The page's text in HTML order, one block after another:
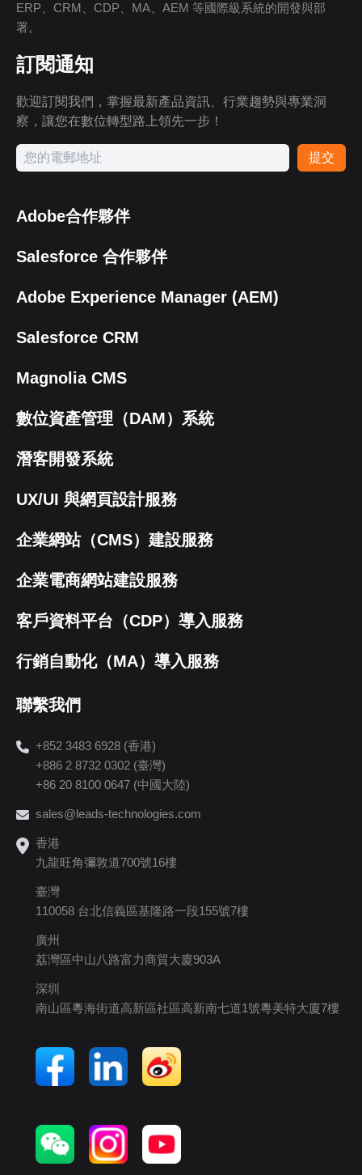
ERP、CRM、CDP、MA、AEM 等國際級系統的開發與部
署。
訂閱通知
歡迎訂閱我們，掌握最新產品資訊、行業趨勢與專業洞
察，讓您在數位轉型路上領先一步！
提交
Adobe合作夥伴
Salesforce 合作夥伴
Adobe Experience Manager (AEM)
Salesforce CRM
Magnolia CMS
數位資產管理（DAM）系統
潛客開發系統
UX/UI 與網頁設計服務
企業網站（CMS）建設服務
企業電商網站建設服務
客戶資料平台（CDP）導入服務
行銷自動化（MA）導入服務
聯繫我們
+852 3483 6928 (香港)
+886 2 8732 0302 (臺灣)
+86 20 8100 0647 (中國大陸)
sales@leads-technologies.com
香港
九龍旺角彌敦道700號16樓
臺灣
110058 台北信義區基隆路一段155號7樓
廣州
荔灣區中山八路富力商貿大廈903A
深圳
南山區粵海街道高新區社區高新南七道1號粵美特大廈7樓